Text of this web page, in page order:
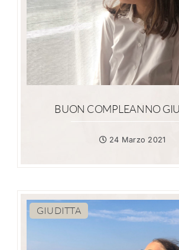
BUON COMPLEANNO
24 Marzo 2021
GIUDITTA